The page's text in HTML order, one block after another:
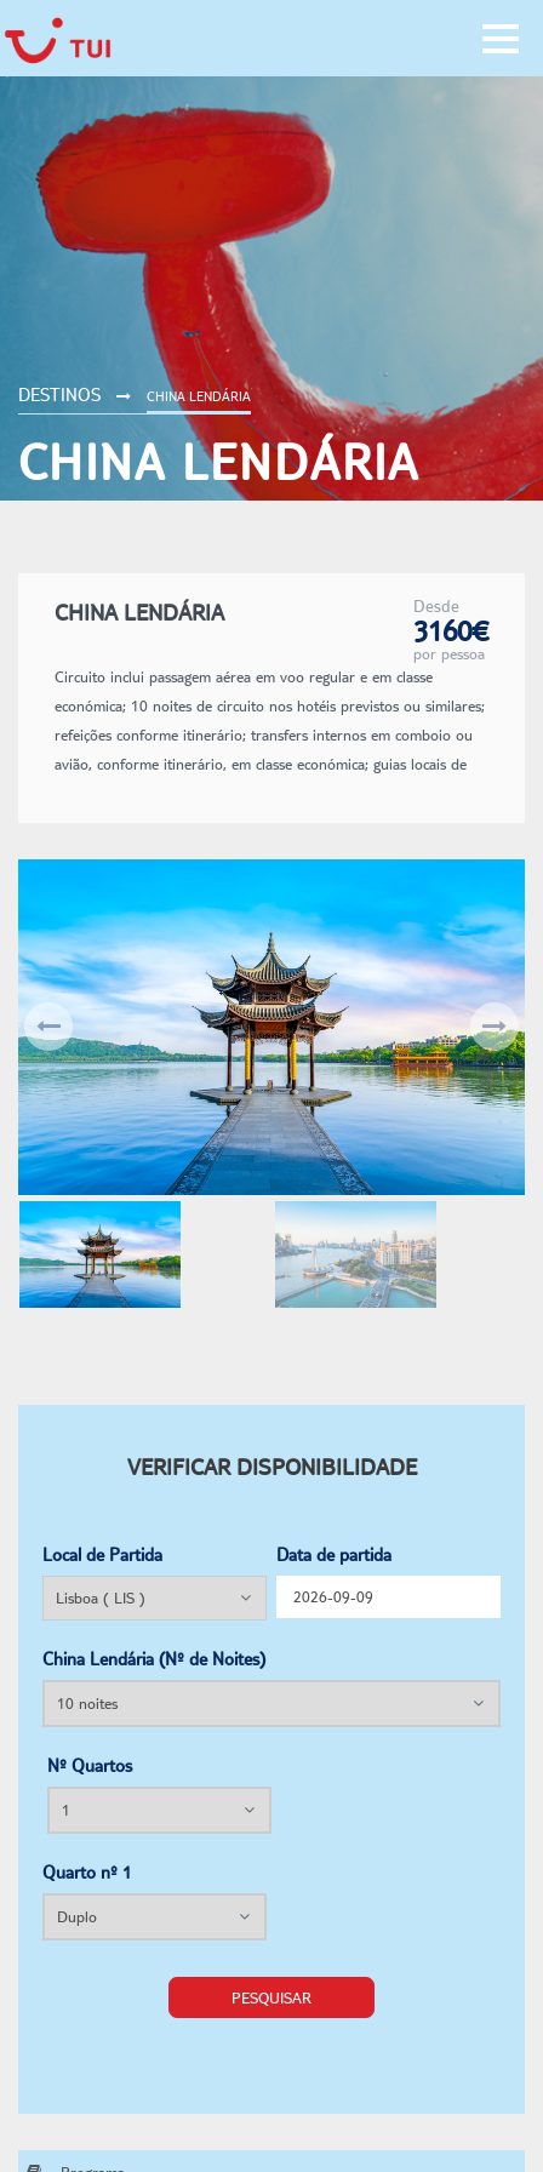
DESTINOS CHINA LENDÁRIA
CHINA LENDÁRIA
CHINA LENDÁRIA Desde
3160€
por pessoa
Circuito inclui passagem aérea em voo regular e em classe
económica; 10 noites de circuito nos hotéis previstos ou similares;
refeições conforme itinerário; transfers internos em comboio ou
avião, conforme itinerário, em classe económica; guias locais de
VERIFICAR DISPONIBILIDADE
Local de Partida Data de partida
China Lendária (Nº de Noites)
Nº Quartos
Quarto nº 1
PESQUISAR